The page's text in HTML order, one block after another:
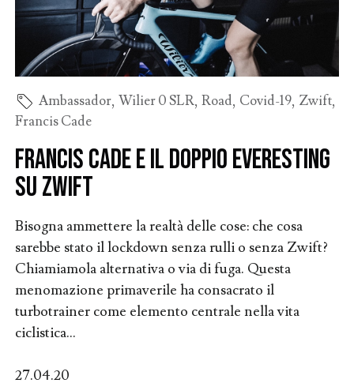
Ambassador, Wilier 0 SLR, Road, Covid-19, Zwift,
Francis Cade
Francis Cade e il doppio Everesting
su Zwift
Bisogna ammettere la realtà delle cose: che cosa
sarebbe stato il lockdown senza rulli o senza Zwift?
Chiamiamola alternativa o via di fuga. Questa
menomazione primaverile ha consacrato il
turbotrainer come elemento centrale nella vita
ciclistica...
27.04.20